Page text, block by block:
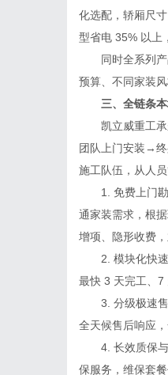
化选配，轿厢尺
型省电 35% 以上
同时全系列产
预算、不同家装
三、全链条本
凯立威重工承
团队上门安装→
施工队伍，从人
1. 免费上门勘
通家装需求，根
增项、隐形收费
2. 模块化快速
最快 3 天完工、7
3. 分级极速售
全天候售后响应
4. 长效质保与
保服务，维保套